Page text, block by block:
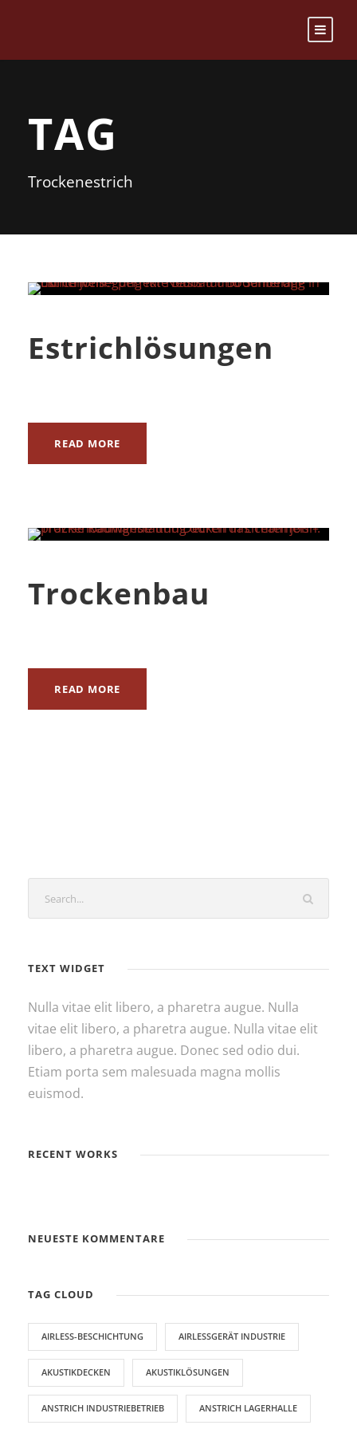
TAG
Trockenestrich
Estrichlösungen
READ MORE
Trockenbau
READ MORE
TEXT WIDGET
Nulla vitae elit libero, a pharetra augue. Nulla
vitae elit libero, a pharetra augue. Nulla vitae elit
libero, a pharetra augue. Donec sed odio dui.
Etiam porta sem malesuada magna mollis
euismod.
RECENT WORKS
NEUESTE KOMMENTARE
TAG CLOUD
AIRLESS-BESCHICHTUNG AIRLESSGERÄT INDUSTRIE
AKUSTIKDECKEN AKUSTIKLÖSUNGEN
ANSTRICH INDUSTRIEBETRIEB ANSTRICH LAGERHALLE